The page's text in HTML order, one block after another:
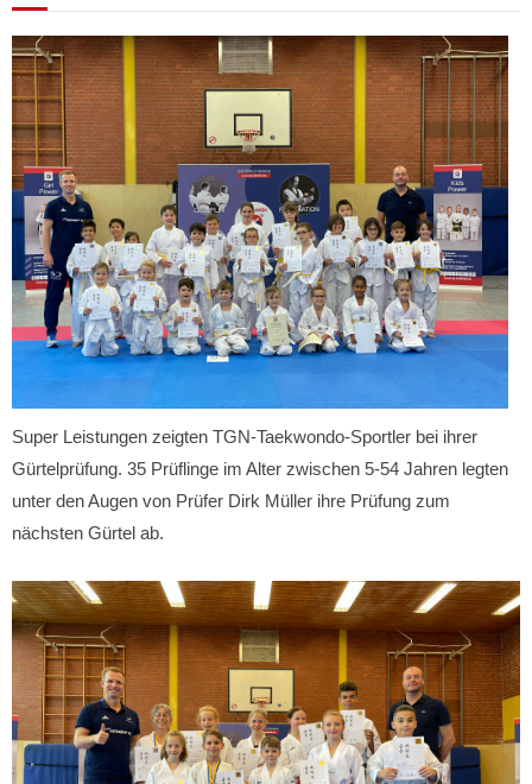
Super Leistungen zeigten TGN-Taekwondo-Sportler bei ihrer
Gürtelprüfung. 35 Prüflinge im Alter zwischen 5-54 Jahren legten
unter den Augen von Prüfer Dirk Müller ihre Prüfung zum
nächsten Gürtel ab.